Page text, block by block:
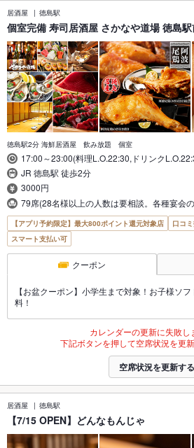
居酒屋 徳島駅
個室完備 寿司居酒屋 さかなや道場 徳島
徳島駅2分 海鮮居酒屋 飲み放題 個室
17:00～23:00(料理L.O.22:30,ドリンク
JR 徳島駅 徒歩2分
3000円
79席(28名様以上の人数は要相談。各種宴会
【アプリ予約限定】最大800ポイント還元対象店
口コ
スマート支払い可
クーポン
【お盆クーポン】小学生まで対象！お子様ソ
料！
カレンダーの更新に失敗し
下記ボタンを押して空席状況を更新
空席状況を更新する
居酒屋 徳島駅
【7/15 OPEN】どんなもんじゃ